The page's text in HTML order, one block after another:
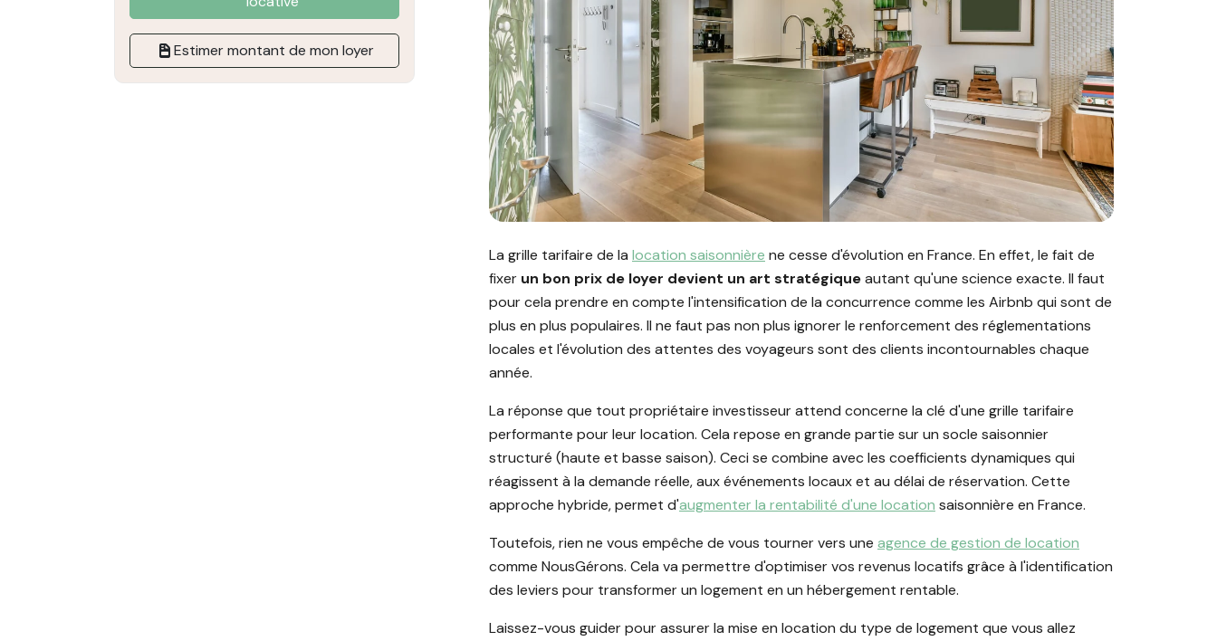
La grille tarifaire de la location saisonnière ne cesse d'évolution en France. En effet, le fait de
fixer un bon prix de loyer devient un art stratégiqueautant qu'une science exacte. Il faut
pour cela prendre en compte l'intensification de la concurrence comme les Airbnb qui sont de
plus en plus populaires. Il ne faut pas non plus ignorer le renforcement des réglementations
locales et l'évolution des attentes des voyageurs sont des clients incontournables chaque
année.
La réponse que tout propriétaire investisseur attend concerne la clé d'une grille tarifaire
performante pour leur location. Cela repose en grande partie sur un socle saisonnier
structuré (haute et basse saison). Ceci se combine avec les coefficients dynamiques qui
réagissent à la demande réelle, aux événements locaux et au délai de réservation. Cette
approche hybride, permet d'augmenter la rentabilité d'une location saisonnière en France.
Toutefois, rien ne vous empêche de vous tourner vers une agence de gestion de location
comme NousGérons. Cela va permettre d'optimiser vos revenus locatifs grâce à l'identification
des leviers pour transformer un logement en un hébergement rentable.
Laissez-vous guider pour assurer la mise en location du type de logement que vous allez
Estimer montant de mon loyer